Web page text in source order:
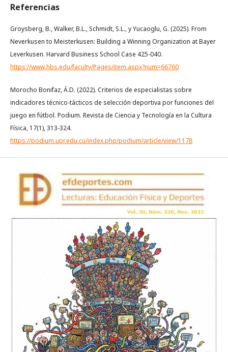
Referencias
Groysberg, B., Walker, B.L., Schmidt, S.L., y Yucaoglu, G. (2025). From
Neverkusen to Meisterkusen: Building a Winning Organization at Bayer
Leverkusen. Harvard Business School Case 425-040.
https://www.hbs.edu/faculty/Pages/item.aspx?num=66760
Morocho Bonifaz, Á.D. (2022). Criterios de especialistas sobre
indicadores técnico-tácticos de selección deportiva por funciones del
juego en fútbol. Podium. Revista de Ciencia y Tecnología en la Cultura
Física, 17(1), 313-324.
https://podium.upr.edu.cu/index.php/podium/article/view/1178